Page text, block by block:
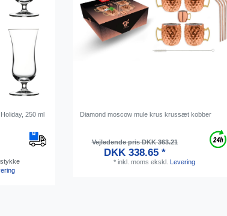
250 ml Diamond moscow mule krus krussæt kobber
Vejledende pris DKK 363.21
DKK 338.65 *
* inkl. moms ekskl. Levering